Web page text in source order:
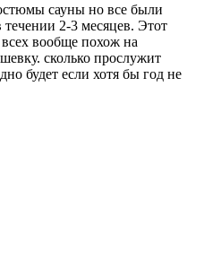
сауны но все были
течении 2-3 месяцев. Этот
вообще похож на
сколько прослужит
будет если хотя бы год не